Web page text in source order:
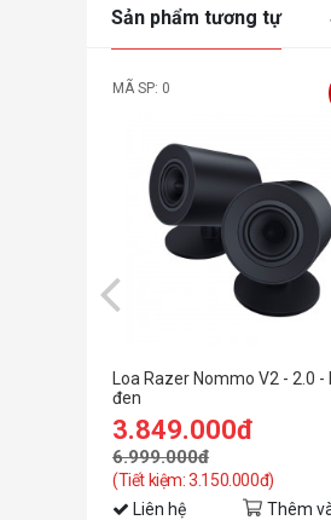
Sản phẩm tương tự
MÃ SP: 0
Loa Razer Nommo V2 - 2.0 -
đen
3.849.000đ
6.999.000đ
(Tiết kiệm: 3.150.000đ)
Liên hệ Thêm